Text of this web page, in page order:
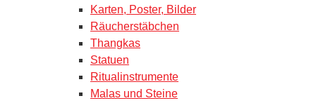
Karten, Poster, Bilder
Räucherstäbchen
Thangkas
Statuen
Ritualinstrumente
Malas und Steine